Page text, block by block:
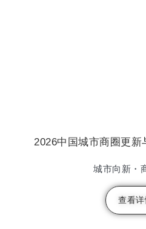
2026中国城市商圈更新
城市向新・
查看